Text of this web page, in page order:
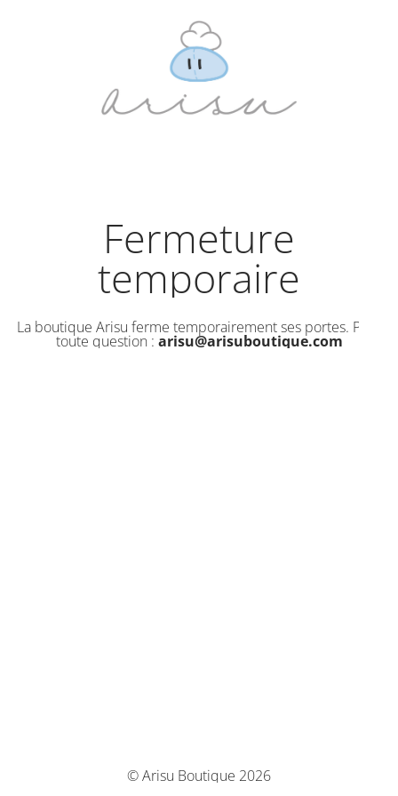
Fermeture
temporaire
La boutique Arisu ferme temporairement ses portes. Pour
toute question : arisu@arisuboutique.com
© Arisu Boutique 2026